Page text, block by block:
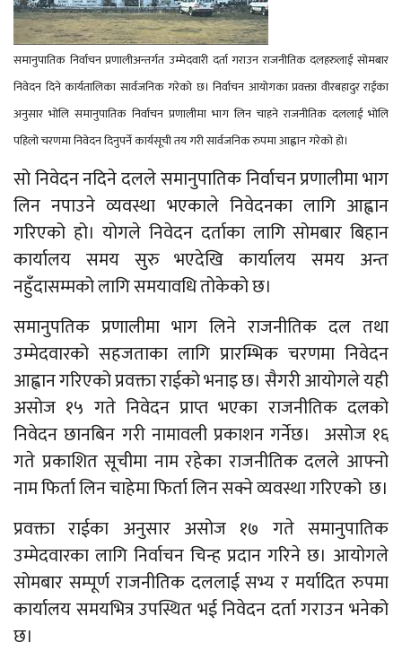
समानुपातिक निर्वाचन प्रणालीअन्तर्गत उम्मेदवारी दर्ता गराउन राजनीतिक दलहरुलाई सोमबार
निवेदन दिने कार्यतालिका सार्वजनिक गरेको छ। निर्वाचन आयोगका प्रवक्ता वीरबहादुर राईका
अनुसार भोलि समानुपातिक निर्वाचन प्रणालीमा भाग लिन चाहने राजनीतिक दललाई भोलि
पहिलो चरणमा निवेदन दिनुपर्ने कार्यसूची तय गरी सार्वजनिक रुपमा आह्वान गरेको हो।
सो निवेदन नदिने दलले समानुपातिक निर्वाचन प्रणालीमा भाग
लिन नपाउने व्यवस्था भएकाले निवेदनका लागि आह्वान
गरिएको हो। योगले निवेदन दर्ताका लागि सोमबार बिहान
कार्यालय समय सुरु भएदेखि कार्यालय समय अन्त
नहुँदासम्मको लागि समयावधि तोकेको छ।
समानुपतिक प्रणालीमा भाग लिने राजनीतिक दल तथा
उम्मेदवारको सहजताका लागि प्रारम्भिक चरणमा निवेदन
आह्वान गरिएको प्रवक्ता राईको भनाइ छ। सैगरी आयोगले यही
असोज १५ गते निवेदन प्राप्त भएका राजनीतिक दलको
निवेदन छानबिन गरी नामावली प्रकाशन गर्नेछ। असोज १६
गते प्रकाशित सूचीमा नाम रहेका राजनीतिक दलले आफ्नो
नाम फिर्ता लिन चाहेमा फिर्ता लिन सक्ने व्यवस्था गरिएको छ।
प्रवक्ता राईका अनुसार असोज १७ गते समानुपातिक
उम्मेदवारका लागि निर्वाचन चिन्ह प्रदान गरिने छ। आयोगले
सोमबार सम्पूर्ण राजनीतिक दललाई सभ्य र मर्यादित रुपमा
कार्यालय समयभित्र उपस्थित भई निवेदन दर्ता गराउन भनेको
छ।